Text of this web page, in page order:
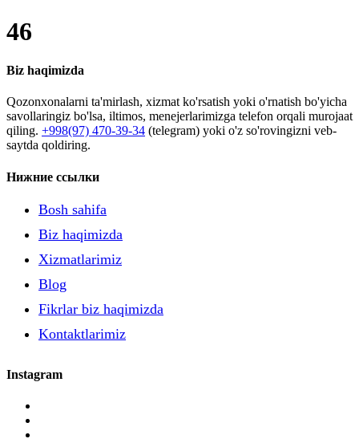
46
Biz haqimizda
Qozonxonalarni ta'mirlash, xizmat ko'rsatish yoki o'rnatish bo'yicha
savollaringiz bo'lsa, iltimos, menejerlarimizga telefon orqali murojaat
qiling. +998(97) 470-39-34 (telegram) yoki o'z so'rovingizni veb-
saytda qoldiring.
Нижние ссылки
Bosh sahifa
Biz haqimizda
Xizmatlarimiz
Blog
Fikrlar biz haqimizda
Kontaktlarimiz
Instagram